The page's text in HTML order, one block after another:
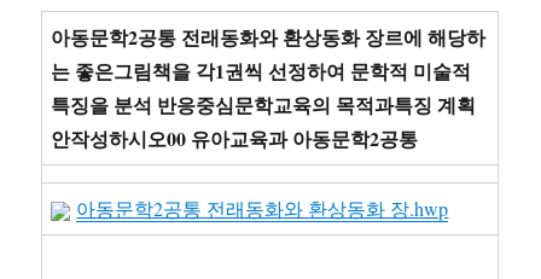
아동문학2공통 전래동화와 환상동화 장르에 해당하
는 좋은그림책을 각1권씩 선정하여 문학적 미술적
특징을 분석 반응중심문학교육의 목적과특징 계획
안작성하시오00 유아교육과 아동문학2공통
아동문학2공통 전래동화와 환상동화 장.hwp